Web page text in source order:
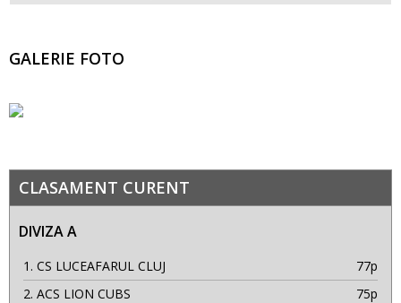
GALERIE FOTO
CLASAMENT CURENT
DIVIZA A
1. CS LUCEAFARUL CLUJ
77p
2. ACS LION CUBS
75p